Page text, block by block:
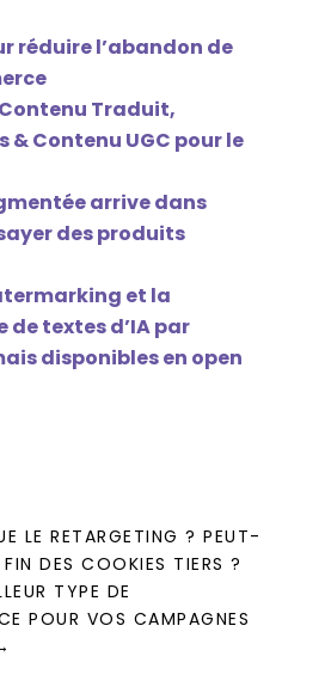
réduire l’abandon de
Traduit,
& Contenu UGC pour le
arrive dans
des produits
et la
textes d’IA par
disponibles en open
LE RETARGETING ? PEUT-
DES COOKIES TIERS ?
TYPE DE
POUR VOS CAMPAGNES